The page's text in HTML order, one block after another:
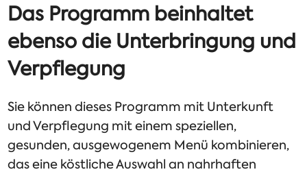
Das Programm beinhaltet
ebenso die Unterbringung und
Verpflegung
Sie können dieses Programm mit Unterkunft
und Verpflegung mit einem speziellen,
gesunden, ausgewogenem Menü kombinieren,
das eine köstliche Auswahl an nahrhaften